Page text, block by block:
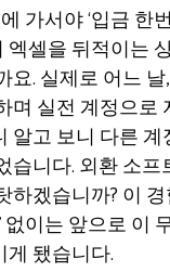
가서야 ‘입금 한
엑셀을 뒤적이는
요. 실제로 어느
며 실전 계정으로
알고 보니 다른
습니다. 외환 소
겠습니까? 이
없이는 앞으로 이
됐습니다.